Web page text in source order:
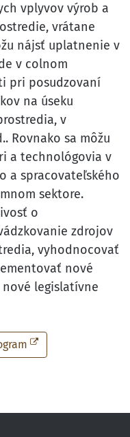
vplyvov výrob a
vrátane
nájsť uplatnenie v
v colnom
pri posudzovaní
na úseku
v
Rovnako sa môžu
a technológovia v
a spracovateľského
sektore.
o
zdrojov
vyhodnocovať
nové
legislatívne